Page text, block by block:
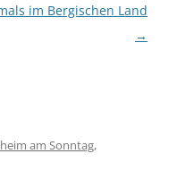
im Bergischen Land
→
am Sonntag,